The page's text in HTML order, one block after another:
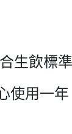
生飲標準
使用一年